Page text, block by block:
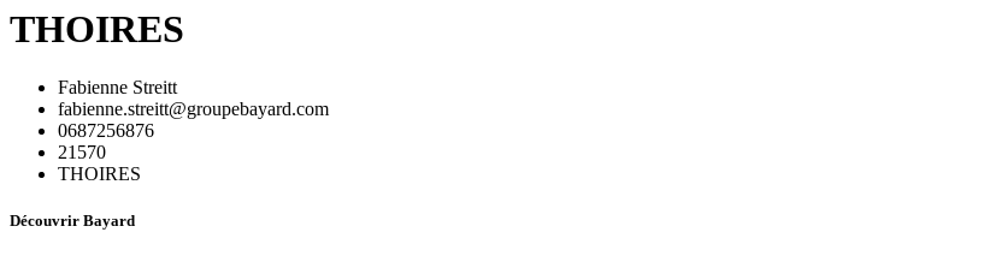
THOIRES
Fabienne Streitt
fabienne.streitt@groupebayard.com
0687256876
21570
THOIRES
Découvrir Bayard